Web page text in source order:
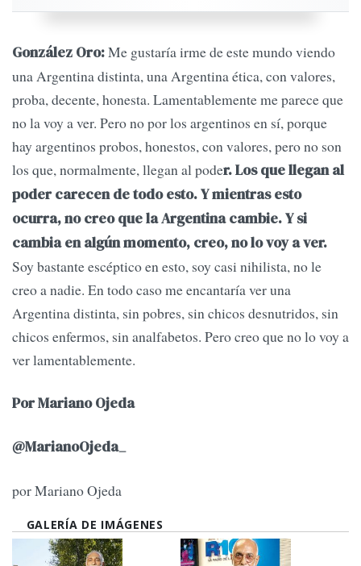
González Oro:Me gustaría irme de este mundo viendo
una Argentina distinta, una Argentina ética, con valores,
proba, decente, honesta. Lamentablemente me parece que
no la voy a ver. Pero no por los argentinos en sí, porque
hay argentinos probos, honestos, con valores, pero no son
los que, normalmente, llegan al poder. Los que llegan al
poder carecen de todo esto. Y mientras esto
ocurra, no creo que la Argentina cambie. Y si
cambia en algún momento, creo, no lo voy a ver.
Soy bastante escéptico en esto, soy casi nihilista, no le
creo a nadie. En todo caso me encantaría ver una
Argentina distinta, sin pobres, sin chicos desnutridos, sin
chicos enfermos, sin analfabetos. Pero creo que no lo voy a
ver lamentablemente.
Por Mariano Ojeda
@MarianoOjeda_
por Mariano Ojeda
GALERÍA DE IMÁGENES